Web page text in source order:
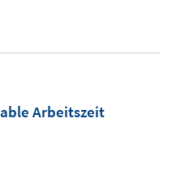
Arbeitszeit